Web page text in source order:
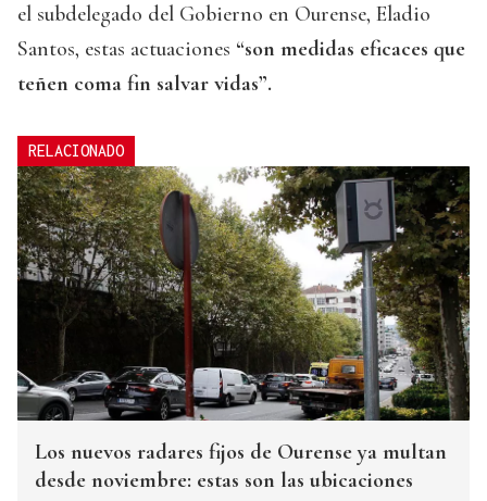
el subdelegado del Gobierno en Ourense, Eladio
Santos, estas actuaciones “son medidas eficaces que
teñen coma fin salvar vidas”.
RELACIONADO
Los nuevos radares fijos de Ourense ya multan
desde noviembre: estas son las ubicaciones